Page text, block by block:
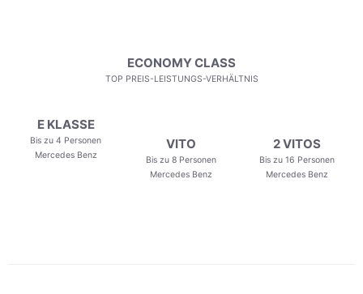
ECONOMY CLASS
TOP PREIS-LEISTUNGS-VERHÄLTNIS
E KLASSE
Bis zu 4 Personen
Mercedes Benz
VITO
Bis zu 8 Personen
Mercedes Benz
2 VITOS
Bis zu 16 Personen
Mercedes Benz